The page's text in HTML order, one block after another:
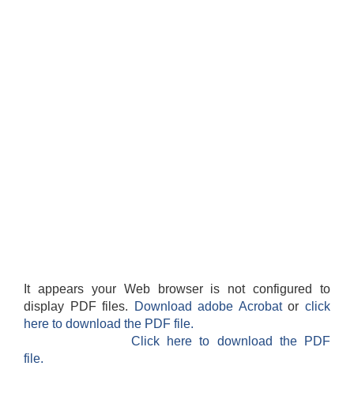
It appears your Web browser is not configured to
display PDF files.
Download adobe Acrobatorclick
here to download the PDF file.
Click here to download the PDF
file.